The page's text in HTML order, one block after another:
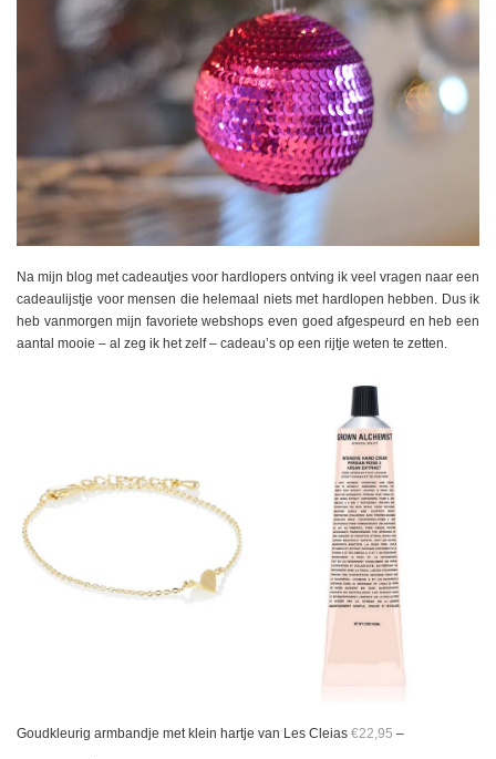
Na mijn blog met cadeautjes voor hardlopers ontving ik veel vragen naar een
cadeaulijstje voor mensen die helemaal niets met hardlopen hebben. Dus ik
heb vanmorgen mijn favoriete webshops even goed afgespeurd en heb een
aantal mooie – al zeg ik het zelf – cadeau’s op een rijtje weten te zetten.
Goudkleurig armbandje met klein hartje van Les Cleias €22,95 –